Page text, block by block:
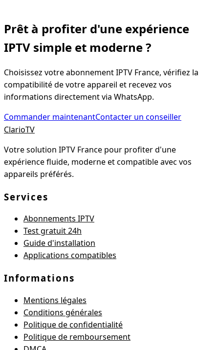
Prêt à profiter d'une expérience
IPTV simple et moderne ?
Choisissez votre abonnement IPTV France, vérifiez la
compatibilité de votre appareil et recevez vos
informations directement via WhatsApp.
Commander maintenantContacter un conseiller
ClarioTV
Votre solution IPTV France pour profiter d'une
expérience fluide, moderne et compatible avec vos
appareils préférés.
Services
Abonnements IPTV
Test gratuit 24h
Guide d'installation
Applications compatibles
Informations
Mentions légales
Conditions générales
Politique de confidentialité
Politique de remboursement